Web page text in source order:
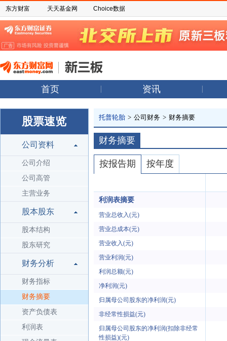
东方财富 天天基金网 Choice数据
首页 资讯
股票速览
公司资料
公司介绍
公司高管
主营业务
股本股东
股本结构
股东研究
财务分析
财务指标
财务摘要
资产负债表
利润表
托普轮胎 > 公司财务 > 财务摘要
财务摘要
按报告期 按年度
利润表摘要
营业总收入(元)
营业总成本(元)
营业收入(元)
营业利润(元)
利润总额(元)
净利润(元)
归属母公司股东的净利润(元)
非经常性损益(元)
归属母公司股东的净利润(扣除非经常
性损益)(元)